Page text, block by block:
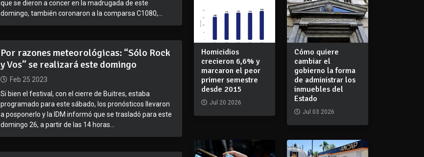
que se dieron a concer en la madrugada de este
domingo, también coronaron a la comparsa C1080,...
Por razones meteorológicas: “Sólo Rock
y Vos” se realizará este domingo
Feb 25 2023
Si bien el festival, con el cierre de Buitres, estaba
programado para este sábado, los pronósticos llevaron
a posponerlo y la IDM informó que se trasladó para este
domingo 26, a partir de las 14 horas...
Homicidios
crecieron 6,6% y
marcaron el peor
primer semestre
desde 2015
Jul 20 2026
Cómo quiere
cambiar el
gobierno la forma
de administrar los
inmuebles del
Estado
Jul 03 2026